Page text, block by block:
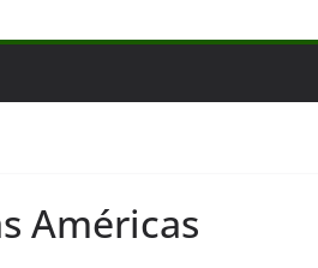
Américas